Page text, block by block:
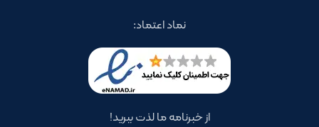
نماد اعتماد:
از خبرنامه ما لذت ببرید!